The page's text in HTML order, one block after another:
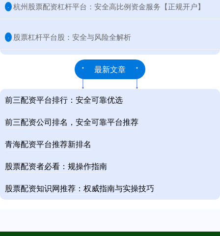
· ​杭州股票配资杠杆平台：安全高比例资金服务【正规开户】
· ​股票杠杆平台股：安全与风险全解析
最新文章
前三配资平台排行：安全可靠优选
前三配资公司排名，安全可靠平台推荐
青海配资平台推荐新排名
股票配资者必看：规操作指南
股票配资知识网推荐：权威指南与实操技巧